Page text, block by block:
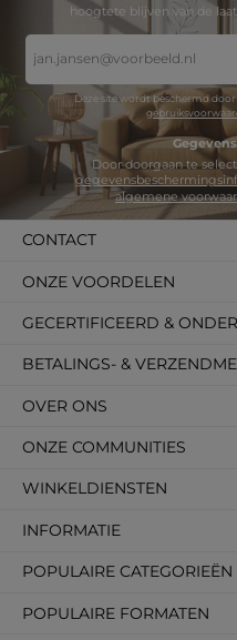
hoogtete blijven van de
mailadres
*
Deze site wordt beschermd door
algemene
CONTACT
WINKELDIENSTEN
INFORMATIE
POPULAIRE CATEGORIEËN
POPULAIRE FORMATEN
BETALINGS- &
OVER ONS
GECERTIFICEERD &
ONZE VOORDELEN
ONZE COMMUNITIES